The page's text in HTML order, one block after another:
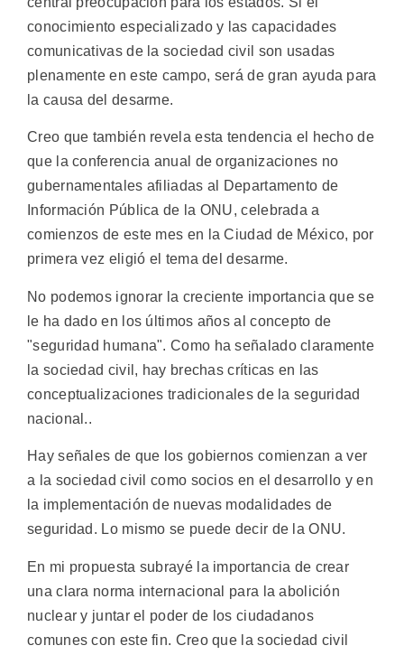
conocimiento especializado y las capacidades
comunicativas de la sociedad civil son usadas
plenamente en este campo, será de gran ayuda para
la causa del desarme.
Creo que también revela esta tendencia el hecho de
que la conferencia anual de organizaciones no
gubernamentales afiliadas al Departamento de
Información Pública de la ONU, celebrada a
comienzos de este mes en la Ciudad de México, por
primera vez eligió el tema del desarme.
No podemos ignorar la creciente importancia que se
le ha dado en los últimos años al concepto de
"seguridad humana". Como ha señalado claramente
la sociedad civil, hay brechas críticas en las
conceptualizaciones tradicionales de la seguridad
nacional..
Hay señales de que los gobiernos comienzan a ver
a la sociedad civil como socios en el desarrollo y en
la implementación de nuevas modalidades de
seguridad. Lo mismo se puede decir de la ONU.
En mi propuesta subrayé la importancia de crear
una clara norma internacional para la abolición
nuclear y juntar el poder de los ciudadanos
comunes con este fin. Creo que la sociedad civil